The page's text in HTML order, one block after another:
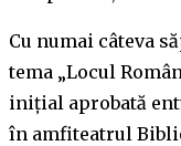
Cu numai câteva
tema „Locul
inițial aprobată
în amfiteatrul